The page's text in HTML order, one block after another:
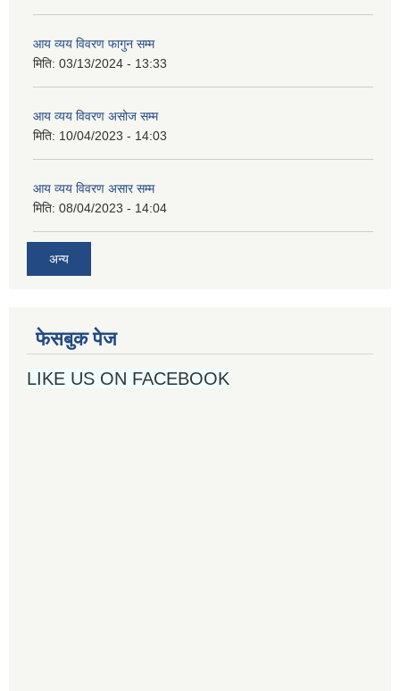
आय व्यय विवरण फागुन सम्म
मिति: 03/13/2024 - 13:33
आय व्यय विवरण असोज सम्म
मिति: 10/04/2023 - 14:03
आय व्यय विवरण असार सम्म
मिति: 08/04/2023 - 14:04
अन्य
फेसबुक पेज
LIKE US ON FACEBOOK